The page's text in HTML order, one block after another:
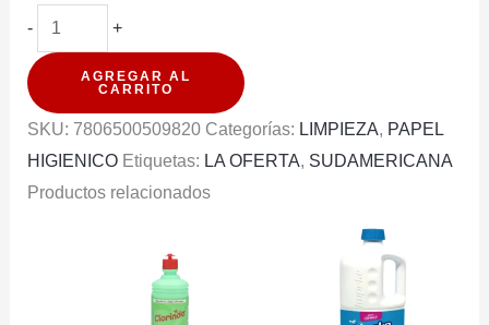
-
PAPEL
HIGIENICO
ELITE
ULTRA
+
AGREGAR AL
CARRITO
SKU: 7806500509820 Categorías: LIMPIEZA, PAPEL
HIGIENICO Etiquetas: LA OFERTA, SUDAMERICANA
Productos relacionados